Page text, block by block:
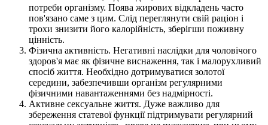
потреби організму. Поява жирових відкладень часто
пов'язано саме з цим. Слід переглянути свій раціон і
трохи знизити його калорійність, зберігши поживну
цінність.
Фізична активність. Негативні наслідки для чоловічого
здоров'я має як фізичне виснаження, так і малорухливий
спосіб життя. Необхідно дотримуватися золотої
середини, забезпечивши організм регулярними
фізичними навантаженнями без надмірності.
Активне сексуальне життя. Дуже важливо для
збереження статевої функції підтримувати регулярний